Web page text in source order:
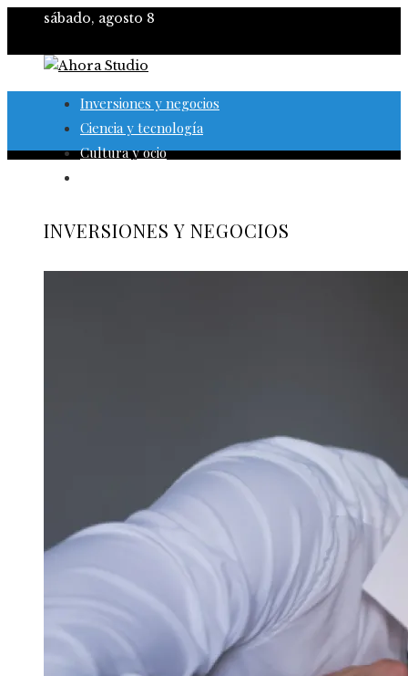
sábado, agosto 8
Inversiones y negocios
Ciencia y tecnología
Cultura y ocio
INVERSIONES Y NEGOCIOS